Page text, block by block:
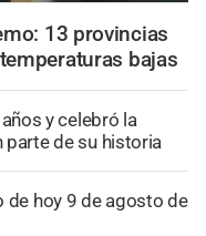
13 provincias
bajas
y celebró la
de su historia
de hoy 9 de agosto de